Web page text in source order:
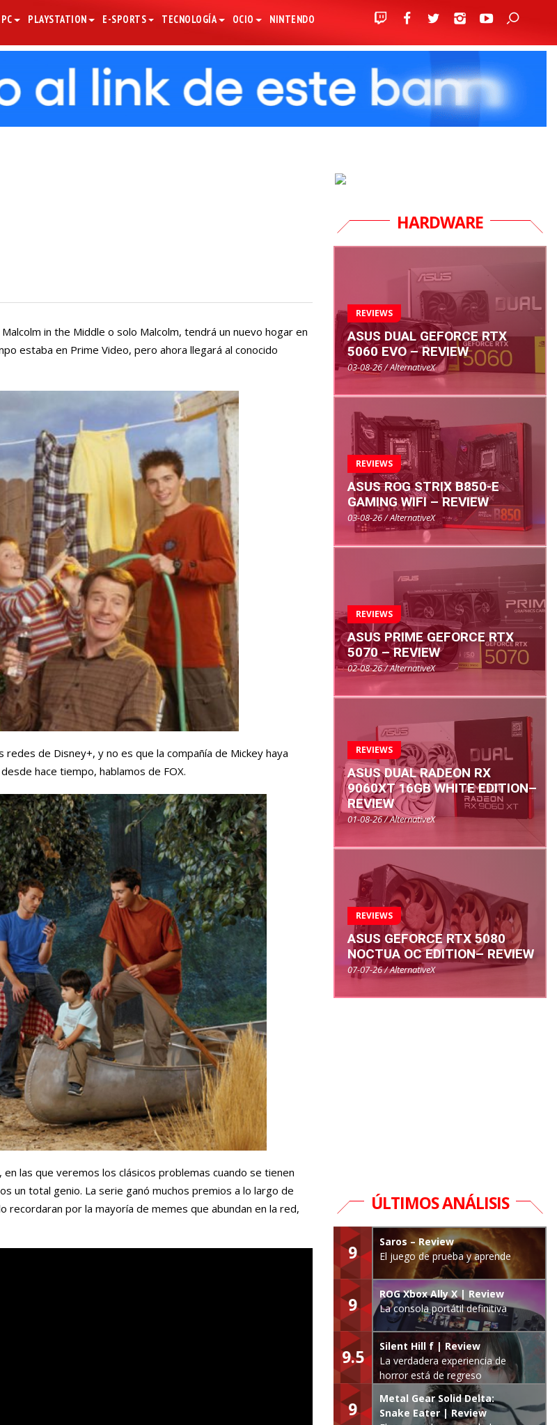
PC PLAYSTATION E-SPORTS TECNOLOGÍA OCIO NINTENDO
in the Middle o solo Malcolm, tendrá un nuevo hogar en
estaba en Prime Video, pero ahora llegará al conocido
de Disney+, y no es que la compañía de Mickey haya
hace tiempo, hablamos de FOX.
las que veremos los clásicos problemas cuando se tienen
un total genio. La serie ganó muchos premios a lo largo de
recordaran por la mayoría de memes que abundan en la red,
HARDWARE
REVIEWS
ASUS DUAL GEFORCE RTX
5060 EVO – REVIEW
03-08-26 / AlternativeX
REVIEWS
ASUS ROG STRIX B850-E
GAMING WIFI – REVIEW
03-08-26 / AlternativeX
REVIEWS
ASUS PRIME GEFORCE RTX
5070 – REVIEW
02-08-26 / AlternativeX
REVIEWS
ASUS DUAL RADEON RX
9060XT 16GB WHITE EDITION–
REVIEW
01-08-26 / AlternativeX
REVIEWS
ASUS GEFORCE RTX 5080
NOCTUA OC EDITION– REVIEW
07-07-26 / AlternativeX
ÚLTIMOS ANÁLISIS
9
Saros – Review
El juego de prueba y aprende
9
ROG Xbox Ally X | Review
La consola portátil definitiva
9.5
Silent Hill f | Review
La verdadera experiencia de
horror está de regreso
9
Metal Gear Solid Delta:
Snake Eater | Review